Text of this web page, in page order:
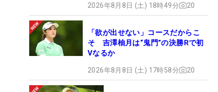
2026年8月8日 (土) 18時49分 20
「欲が出せない」コースだからこ
そ 吉澤柚月は“鬼門”の決勝Rで初
Vなるか
2026年8月8日 (土) 17時58分 20